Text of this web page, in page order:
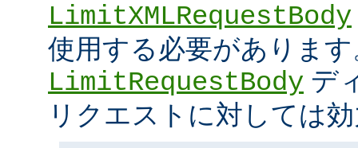
LimitXMLRequestBody
使用する必要がありま
LimitRequestBody デ
リクエストに対しては